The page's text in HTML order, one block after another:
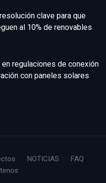
clave para que
al 10% de renovables
regulaciones de conexión
con paneles solares
NOTICIAS
FAQ